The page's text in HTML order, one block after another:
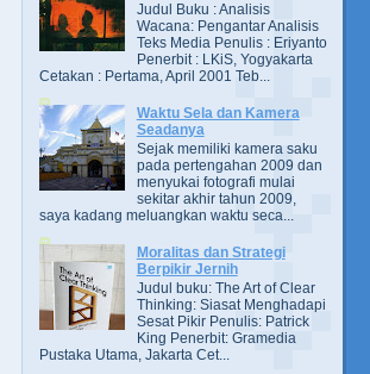
Judul Buku : Analisis
Wacana: Pengantar Analisis
Teks Media Penulis : Eriyanto
Penerbit : LKiS, Yogyakarta
Cetakan : Pertama, April 2001 Teb...
Waktu Sela dan Kamera
Seadanya
Sejak memiliki kamera saku
pada pertengahan 2009 dan
menyukai fotografi mulai
sekitar akhir tahun 2009,
saya kadang meluangkan waktu seca...
Moralitas dan Strategi
Berpikir Jernih
Judul buku: The Art of Clear
Thinking: Siasat Menghadapi
Sesat Pikir Penulis: Patrick
King Penerbit: Gramedia
Pustaka Utama, Jakarta Cet...